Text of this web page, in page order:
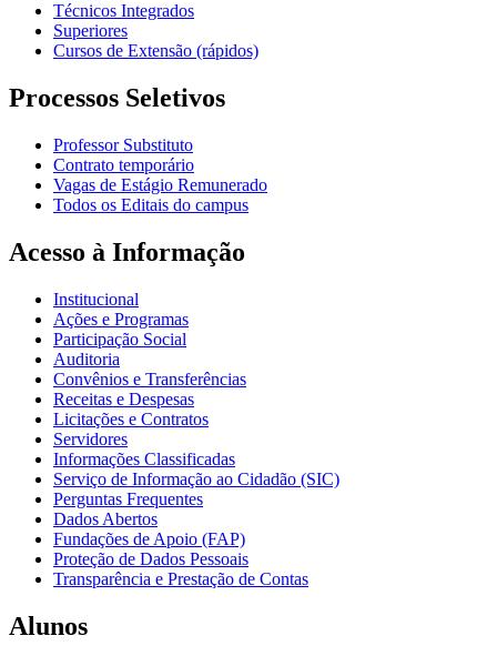
Técnicos Integrados
Superiores
Cursos de Extensão (rápidos)
Processos Seletivos
Professor Substituto
Contrato temporário
Vagas de Estágio Remunerado
Todos os Editais do campus
Acesso à Informação
Institucional
Ações e Programas
Participação Social
Auditoria
Convênios e Transferências
Receitas e Despesas
Licitações e Contratos
Servidores
Informações Classificadas
Serviço de Informação ao Cidadão (SIC)
Perguntas Frequentes
Dados Abertos
Fundações de Apoio (FAP)
Proteção de Dados Pessoais
Transparência e Prestação de Contas
Alunos